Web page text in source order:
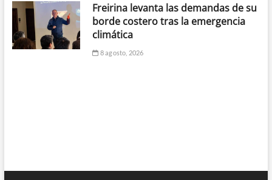
Freirina levanta las demandas de su
borde costero tras la emergencia
climática
8 agosto, 2026